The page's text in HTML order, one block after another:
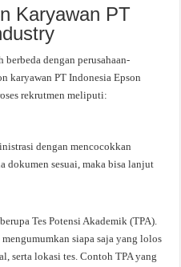
Karyawan PT
dengan perusahaan-
karyawan PT Indonesia Epson
rekrutmen meliputi:
dengan mencocokkan
dokumen sesuai, maka bisa lanjut
Tes Potensi Akademik (TPA).
siapa saja yang lolos
serta lokasi tes. Contoh TPA yang